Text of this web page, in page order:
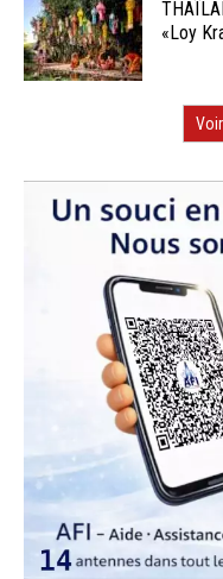
«Loy